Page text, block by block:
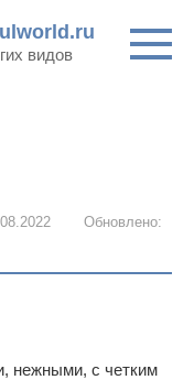
видов
Обновлено:
нежными, с четким